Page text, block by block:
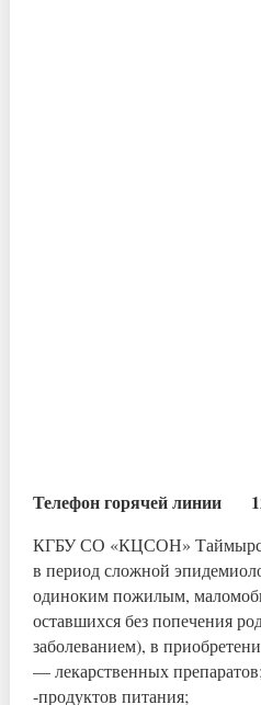
Телефон горячей линии
КГБУ СО «КЦСОН»
в период сложной
одиноким пожилым,
оставшихся без попечения
заболеванием), в
— лекарственных препаратов;
-продуктов питания;